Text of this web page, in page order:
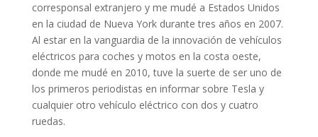
corresponsal extranjero y me mudé a Estados Unidos
en la ciudad de Nueva York durante tres años en 2007.
Al estar en la vanguardia de la innovación de vehículos
eléctricos para coches y motos en la costa oeste,
donde me mudé en 2010, tuve la suerte de ser uno de
los primeros periodistas en informar sobre Tesla y
cualquier otro vehículo eléctrico con dos y cuatro
ruedas.